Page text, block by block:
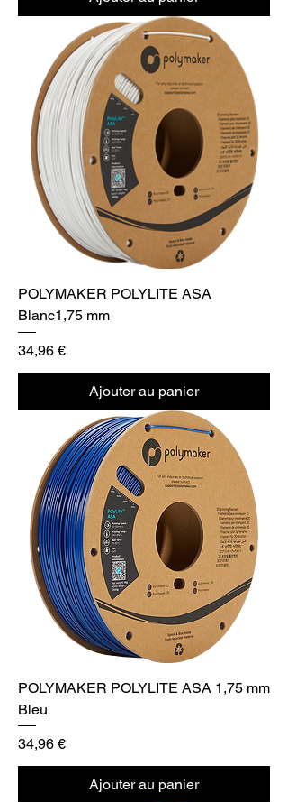
POLYMAKER POLYLITE ASA
Blanc1,75 mm
Prix
34,96 €
Ajouter au panier
POLYMAKER POLYLITE ASA 1,75 mm
Bleu
Prix
34,96 €
Ajouter au panier